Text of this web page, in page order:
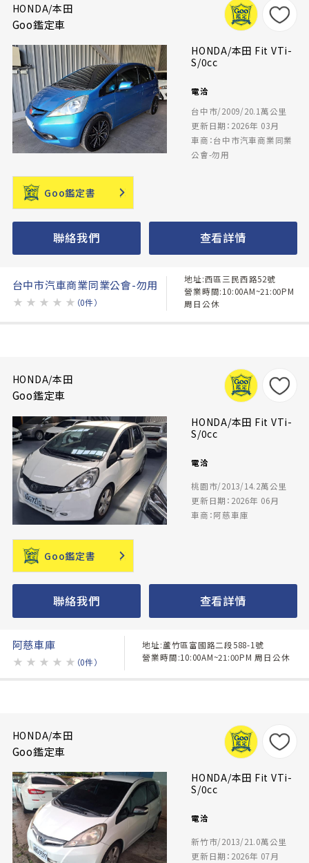
HONDA/本田
Goo鑑定車
HONDA/本田 Fit VTi-
S/0cc
電洽
台中市/2009/20.1萬公里
更新日期：2026年 03月
車商：台中市汽車商業同業
公會-勿用
Goo鑑定書
聯絡我們 查看詳情
台中市汽車商業同業公會-勿用
★ ★ ★ ★ ★ （0件）
地址:西區三民西路52號
營業時間:10:00AM~21:00PM
周日公休
HONDA/本田
Goo鑑定車
HONDA/本田 Fit VTi-
S/0cc
電洽
桃園市/2013/14.2萬公里
更新日期：2026年 06月
車商：阿慈車庫
Goo鑑定書
聯絡我們 查看詳情
阿慈車庫
★ ★ ★ ★ ★ （0件）
地址:蘆竹區富國路二段588-1號
營業時間:10:00AM~21:00PM 周日公休
HONDA/本田
Goo鑑定車
HONDA/本田 Fit VTi-
S/0cc
電洽
新竹市/2013/21.0萬公里
更新日期：2026年 07月